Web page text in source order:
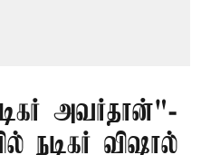
அவர்தான்"-
நடிகர் விஷால்